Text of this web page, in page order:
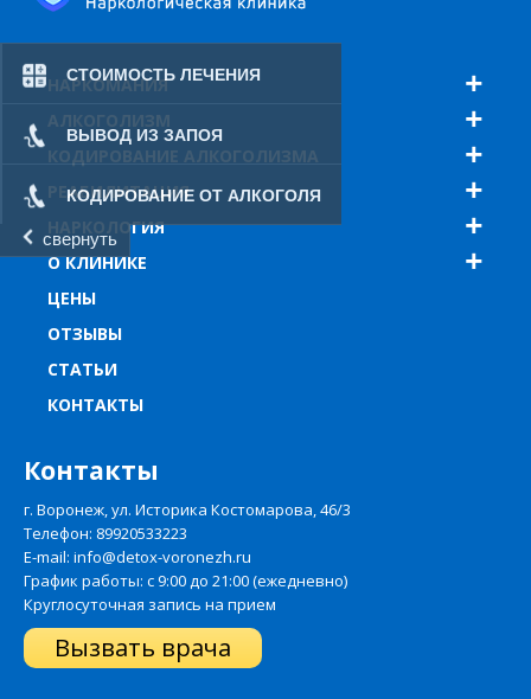
СТОИМОСТЬ ЛЕЧЕНИЯ
ВЫВОД ИЗ ЗАПОЯ
КОДИРОВАНИЕ ОТ АЛКОГОЛЯ
свернуть
НАРКОМАНИЯ
АЛКОГОЛИЗМ
КОДИРОВАНИЕ АЛКОГОЛИЗМА
РЕАБИЛИТАЦИЯ
НАРКОЛОГИЯ
О КЛИНИКЕ
ЦЕНЫ
ОТЗЫВЫ
СТАТЬИ
КОНТАКТЫ
Контакты
г. Воронеж, ул. Историка Костомарова, 46/3
Телефон: 89920533223
E-mail: info@detox-voronezh.ru
График работы: с 9:00 до 21:00 (ежедневно)
Круглосуточная запись на прием
Вызвать врача